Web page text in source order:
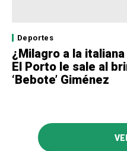
Deportes
¿Milagro a la
El Porto le sale al
‘Bebote’ Giménez